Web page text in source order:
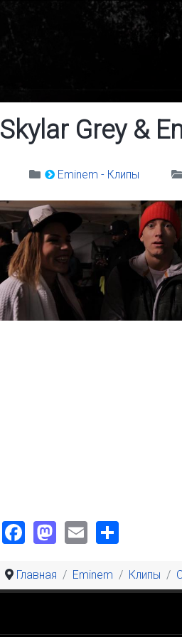
Skylar Grey &
Eminem - Клипы
Facebook
Mastodon
Email
Главная Eminem Клипы